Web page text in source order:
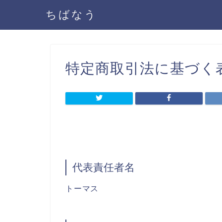
ちばなう
特定商取引法に基づく
代表責任者名
トーマス